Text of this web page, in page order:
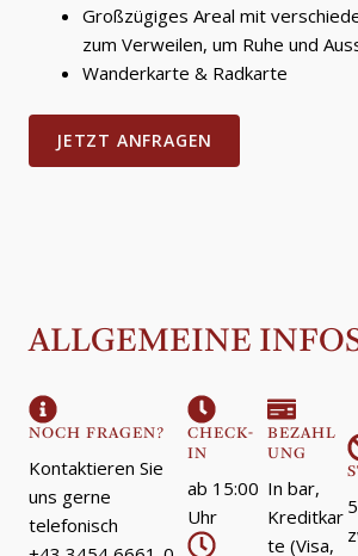
Großzügiges Areal mit
zum Verweilen, um Ruhe und
Wanderkarte & Radkarte
JETZT ANFRAGEN
ALLGEMEINE
NOCH FRAGEN?
Kontaktieren Sie
uns gerne
telefonisch
CHECK-
IN
ab 15:00
Uhr
BEZAHL
UNG
In bar,
Kreditkar
te (Visa,